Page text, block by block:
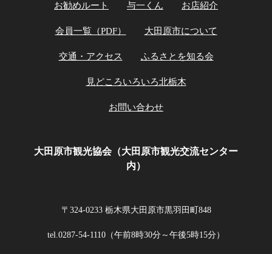
お勧めルート 与一くん お店紹介
会員一覧（PDF） 大田原市について
交通・アクセス ふるさとを知る会
見どころいろいろ北栃木
お問い合わせ
大田原市観光協会（大田原市観光交流センター
内）
〒324-0233 栃木県大田原市黒羽田町848
tel.0287-54-1110（午前8時30分～午後5時15分）